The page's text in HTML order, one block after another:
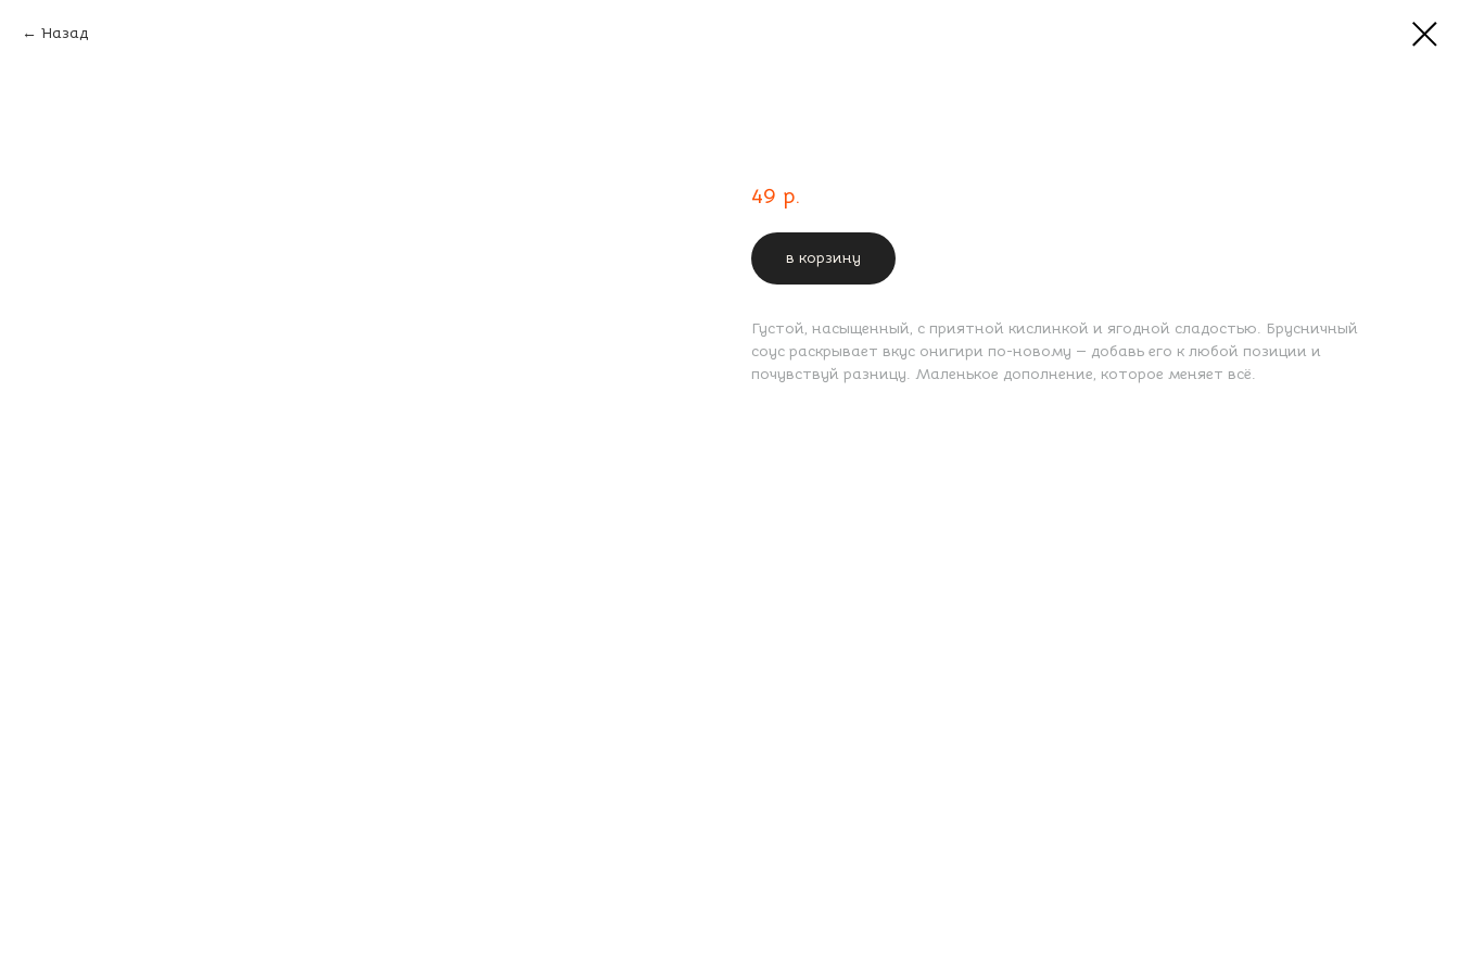
Назад
49 р.
в корзину
Густой, насыщенный, с приятной кислинкой и ягодной сладостью. Брусничный
соус раскрывает вкус онигири по-новому — добавь его к любой позиции и
почувствуй разницу. Маленькое дополнение, которое меняет всё.